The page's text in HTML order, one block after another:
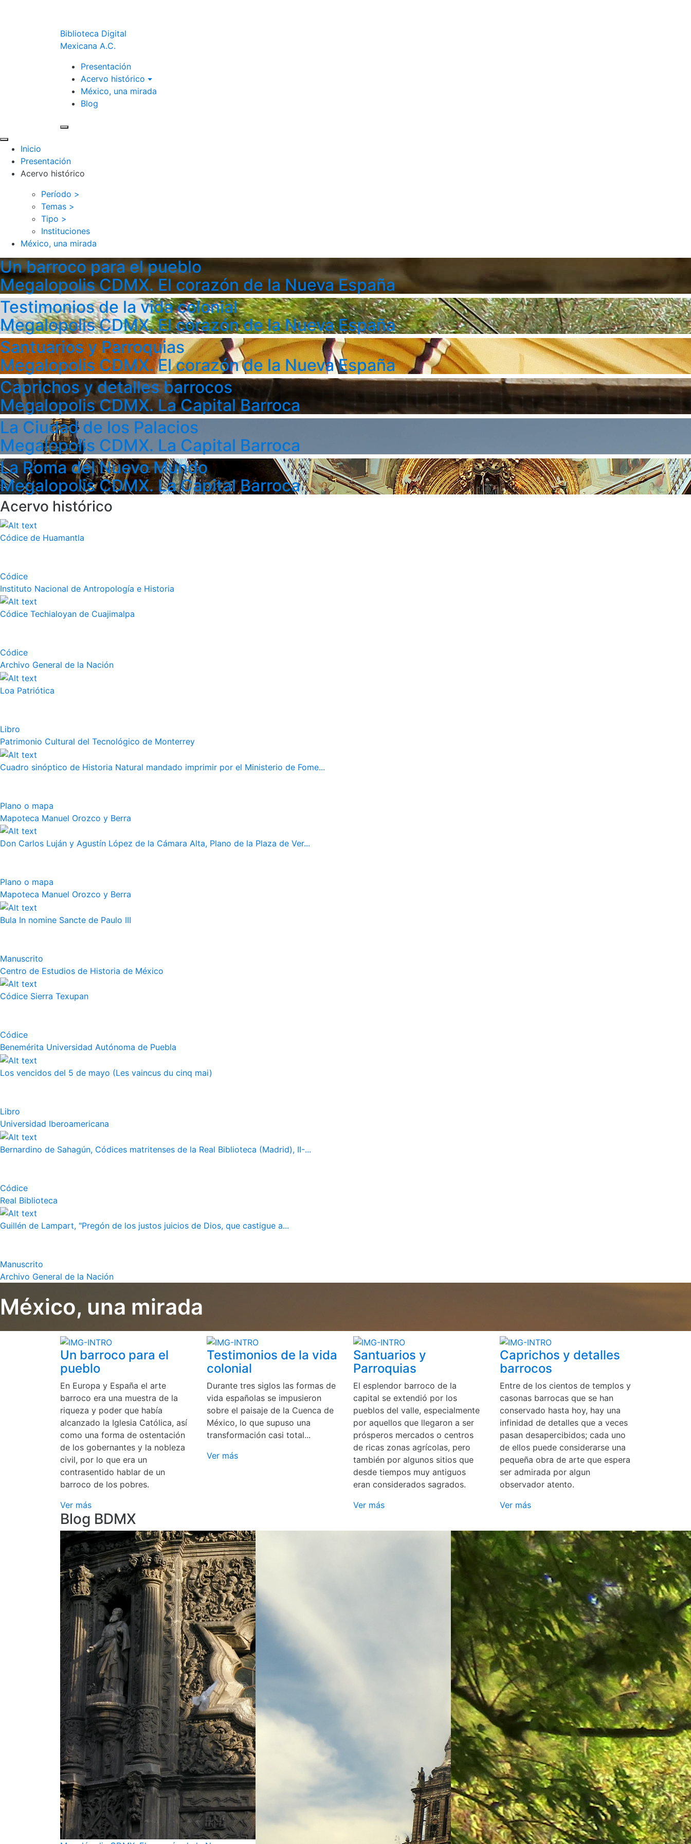
Biblioteca Digital
Mexicana A.C.
Presentación
Acervo histórico
México, una mirada
Blog
Inicio
Presentación
Acervo histórico
Período >
Temas >
Tipo >
Instituciones
México, una mirada
Un barroco para el pueblo
Megalopolis CDMX. El corazón de la Nueva España
Testimonios de la vida colonial
Megalopolis CDMX. El corazón de la Nueva España
Santuarios y Parroquias
Megalopolis CDMX. El corazón de la Nueva España
Caprichos y detalles barrocos
Megalopolis CDMX. La Capital Barroca
La Ciudad de los Palacios
Megalopolis CDMX. La Capital Barroca
La Roma del Nuevo Mundo
Megalopolis CDMX. La Capital Barroca
Acervo histórico
Códice de Huamantla
Códice
Instituto Nacional de Antropología e Historia
Códice Techialoyan de Cuajimalpa
Códice
Archivo General de la Nación
Loa Patriótica
Libro
Patrimonio Cultural del Tecnológico de Monterrey
Cuadro sinóptico de Historia Natural mandado imprimir por el Ministerio de Fome...
Plano o mapa
Mapoteca Manuel Orozco y Berra
Don Carlos Luján y Agustín López de la Cámara Alta, Plano de la Plaza de Ver...
Plano o mapa
Mapoteca Manuel Orozco y Berra
Bula In nomine Sancte de Paulo III
Manuscrito
Centro de Estudios de Historia de México
Códice Sierra Texupan
Códice
Benemérita Universidad Autónoma de Puebla
Los vencidos del 5 de mayo (Les vaincus du cinq mai)
Libro
Universidad Iberoamericana
Bernardino de Sahagún, Códices matritenses de la Real Biblioteca (Madrid), II-...
Códice
Real Biblioteca
Guillén de Lampart, "Pregón de los justos juicios de Dios, que castigue a...
Manuscrito
Archivo General de la Nación
México, una mirada
Un barroco para el
pueblo
En Europa y España el arte
barroco era una muestra de la
riqueza y poder que había
alcanzado la Iglesia Católica, así
como una forma de ostentación
de los gobernantes y la nobleza
civil, por lo que era un
contrasentido hablar de un
barroco de los pobres.
Ver más
Testimonios de la vida
colonial
Durante tres siglos las formas de
vida españolas se impusieron
sobre el paisaje de la Cuenca de
México, lo que supuso una
transformación casi total...
Ver más
Santuarios y
Parroquias
El esplendor barroco de la
capital se extendió por los
pueblos del valle, especialmente
por aquellos que llegaron a ser
prósperos mercados o centros
de ricas zonas agrícolas, pero
también por algunos sitios que
desde tiempos muy antiguos
eran considerados sagrados.
Ver más
Caprichos y detalles
barrocos
Entre de los cientos de templos y
casonas barrocas que se han
conservado hasta hoy, hay una
infinidad de detalles que a veces
pasan desapercibidos; cada uno
de ellos puede considerarse una
pequeña obra de arte que espera
ser admirada por algun
observador atento.
Ver más
Blog BDMX